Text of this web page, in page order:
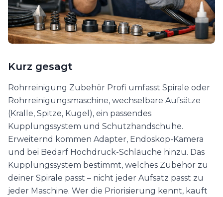
Kurz gesagt
Rohrreinigung Zubehör Profi umfasst Spirale oder
Rohrreinigungsmaschine, wechselbare Aufsätze
(Kralle, Spitze, Kugel), ein passendes
Kupplungssystem und Schutzhandschuhe.
Erweiternd kommen Adapter, Endoskop-Kamera
und bei Bedarf Hochdruck-Schläuche hinzu. Das
Kupplungssystem bestimmt, welches Zubehör zu
deiner Spirale passt – nicht jeder Aufsatz passt zu
jeder Maschine. Wer die Priorisierung kennt, kauft